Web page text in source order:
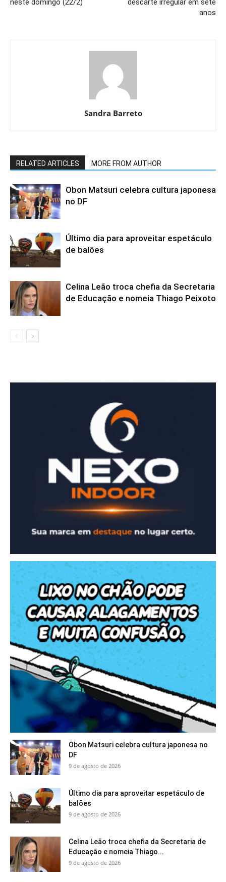
neste domingo (22/2)
descarte irregular em sete
anos
Sandra Barreto
RELATED ARTICLES MORE FROM AUTHOR
Obon Matsuri celebra cultura japonesa
no DF
Último dia para aproveitar espetáculo
de balões
Celina Leão troca chefia da Secretaria
de Educação e nomeia Thiago Peixoto
Obon Matsuri celebra cultura japonesa no
DF
9 de agosto de 2026
Último dia para aproveitar espetáculo de
balões
9 de agosto de 2026
Celina Leão troca chefia da Secretaria de
Educação e nomeia Thiago...
9 de agosto de 2026